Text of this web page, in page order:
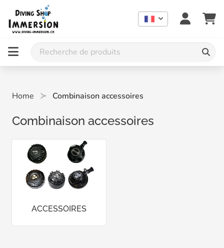
Home Combinaison accessoires
Combinaison accessoires
ACCESSOIRES